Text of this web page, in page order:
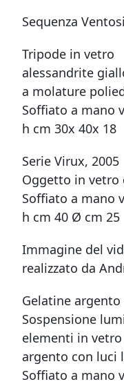
Sequenza
Tripode in vetro
alessandrite
a molature
Soffiato a mano
h cm 30x 40x 18
Serie Virux, 2005
Oggetto in vetro
Soffiato a mano
h cm 40 Ø cm 25
Immagine del
realizzato da
Gelatine argento
Sospensione
elementi in
argento con luci
Soffiato a mano